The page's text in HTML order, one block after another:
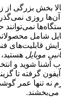
بخش بزرگی از
روزی
نمی‌توانند
شامل
قابلیت‌های
موبایل
آشنا شوید و
آیفون گرفته تا
نه تنها عمر
می‌بخشند.